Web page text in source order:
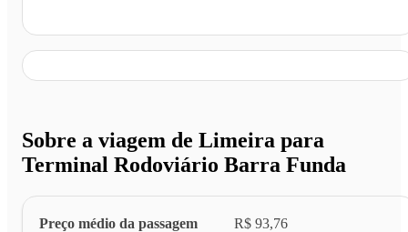
Sobre a viagem de Limeira para
Terminal Rodoviário Barra Funda
Preço médio da passagem R$ 93,76